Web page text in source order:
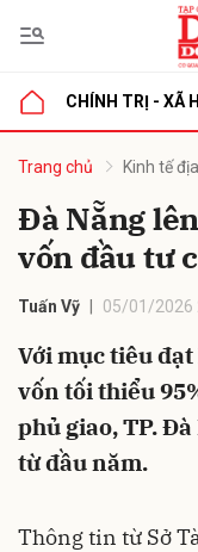
CHÍNH TRỊ - XÃ
Trang chủ Kinh tế
Đà Nẵng
vốn đầu tư
Tuấn Vỹ 05/01/2026
Với mục tiêu
vốn tối thiểu
phủ giao, TP.
từ đầu năm.
Thông tin từ Sở
luận